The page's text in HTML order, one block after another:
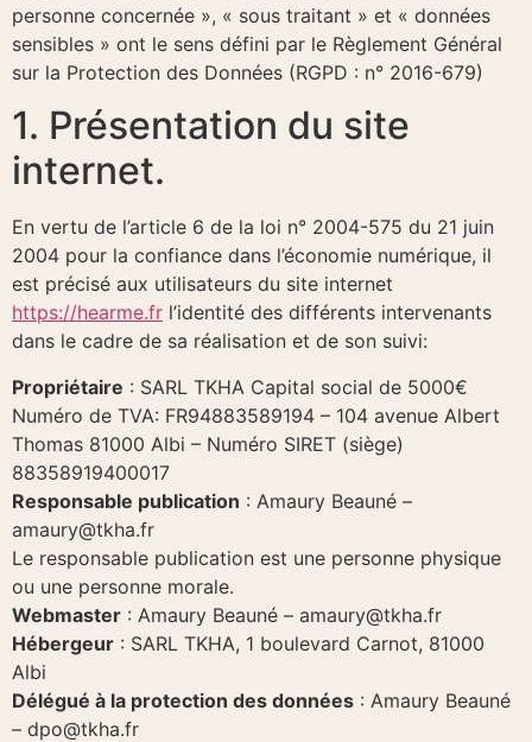
personne concernée », « sous traitant » et « données
sensibles » ont le sens défini par le Règlement Général
sur la Protection des Données (RGPD : n° 2016-679)
1. Présentation du site
internet.
En vertu de l’article 6 de la loi n° 2004-575 du 21 juin
2004 pour la confiance dans l’économie numérique, il
est précisé aux utilisateurs du site internet
https://hearme.fr l’identité des différents intervenants
dans le cadre de sa réalisation et de son suivi:
Propriétaire : SARL TKHA Capital social de 5000€
Numéro de TVA: FR94883589194 – 104 avenue Albert
Thomas 81000 Albi – Numéro SIRET (siège)
88358919400017
Responsable publication : Amaury Beauné –
amaury@tkha.fr
Le responsable publication est une personne physique
ou une personne morale.
Webmaster : Amaury Beauné – amaury@tkha.fr
Hébergeur : SARL TKHA, 1 boulevard Carnot, 81000
Albi
Délégué à la protection des données : Amaury Beauné
– dpo@tkha.fr